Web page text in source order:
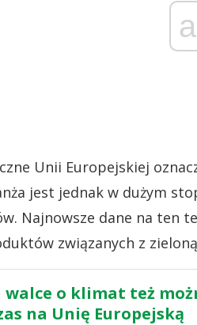
Unii Europejskiej
jest jednak w dużym
Najnowsze dane na ten
związanych z zieloną
walce o klimat też
na Unię Europejską